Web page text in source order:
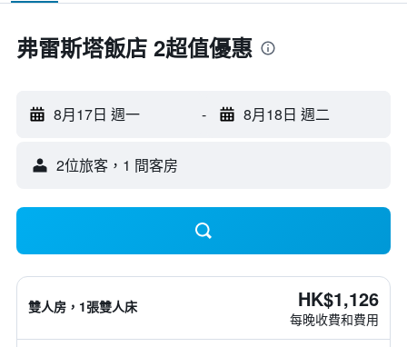
弗雷斯塔飯店 2超值優惠
8月17日 週一 - 8月18日 週二
2位旅客，1 間客房
雙人房，1張雙人床 HK$1,126
每晚收費和費用